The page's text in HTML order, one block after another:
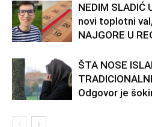
NEDIM SLADIĆ
novi toplotni
NAJGORE U
ŠTA NOSE
Odgovor je